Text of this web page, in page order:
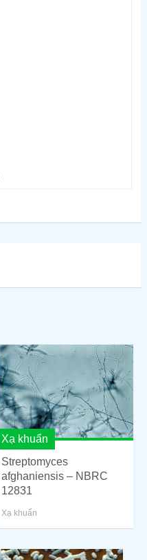
Xạ khuẩn
Streptomyces
afghaniensis – NBRC
12831
Xạ khuẩn